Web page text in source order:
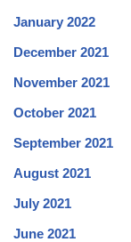
January 2022
December 2021
November 2021
October 2021
September 2021
August 2021
July 2021
June 2021